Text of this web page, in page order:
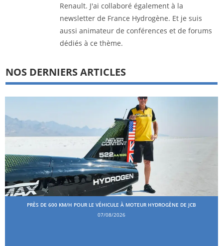
Renault. J'ai collaboré également à la
newsletter de France Hydrogène. Et je suis
aussi animateur de conférences et de forums
dédiés à ce thème.
NOS DERNIERS ARTICLES
PRÈS DE 600 KM/H POUR LE VÉHICULE À MOTEUR HYDROGÈNE DE JCB
07/08/2026